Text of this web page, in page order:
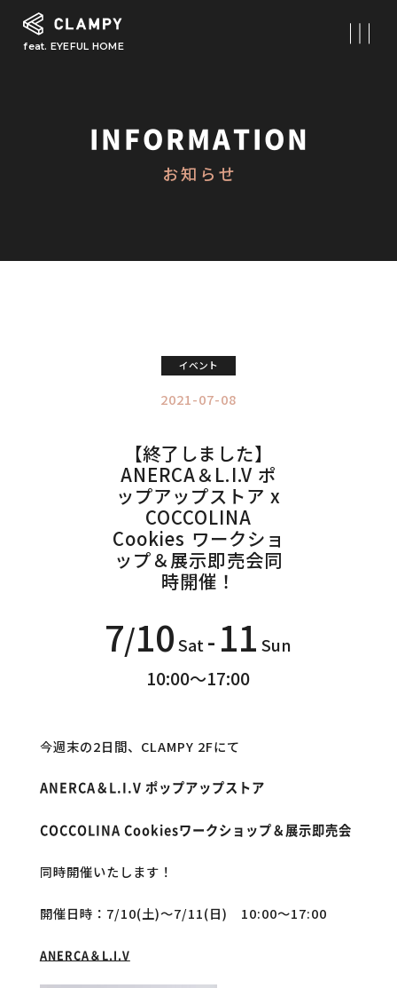
feat. EYEFUL HOME
Our Works
リフォーム・リノベーション
Information
INFORMATION
お知らせ
イベント
2021-07-08
【終了しました】
ANERCA＆L.I.V ポ
ップアップストア x
COCCOLINA
Cookies ワークショ
ップ＆展示即売会同
時開催！
7/10 Sat - 11 Sun
10:00～17:00
今週末の2日間、CLAMPY 2Fにて
ANERCA＆L.I.V ポップアップストア
COCCOLINA Cookiesワークショップ＆展示即売会
同時開催いたします！
開催日時：7/10(土)～7/11(日) 10:00～17:00
ANERCA＆L.I.V